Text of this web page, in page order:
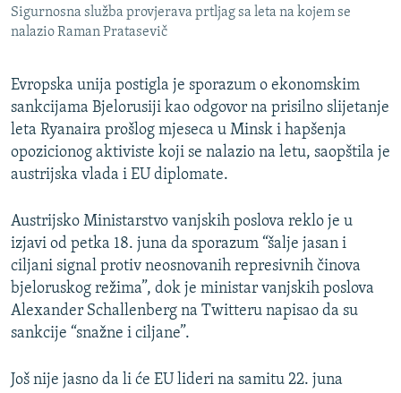
POPLAVE I KLIZIŠTA U BIH 2024.
POST SCRIPTUM
MOJA EVROPA
TRI DECENIJE OD RATA U BIH
SVE KARTE DEJTONA
NASTANAK I RASPAD JUGOSLAVIJE
Sigurnosna služba provjerava prtljag sa leta na kojem se
nalazio Raman Pratasevič
Evropska unija postigla je sporazum o ekonomskim
sankcijama Bjelorusiji kao odgovor na prisilno slijetanje
leta Ryanaira prošlog mjeseca u Minsk i hapšenja
opozicionog aktiviste koji se nalazio na letu, saopštila je
austrijska vlada i EU diplomate.
Austrijsko Ministarstvo vanjskih poslova reklo je u
izjavi od petka 18. juna da sporazum “šalje jasan i
ciljani signal protiv neosnovanih represivnih činova
bjeloruskog režima”, dok je ministar vanjskih poslova
Alexander Schallenberg na Twitteru napisao da su
sankcije “snažne i ciljane”.
Još nije jasno da li će EU lideri na samitu 22. juna